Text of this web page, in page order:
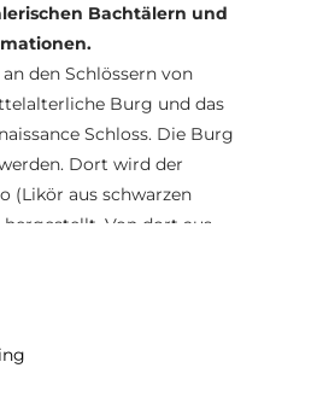
Bachtälern und
den Schlössern von
Burg und das
Schloss. Die Burg
Dort wird der
(Likör aus schwarzen
hergestellt. Von dort aus
einen Holzsteg in
einer kleinen